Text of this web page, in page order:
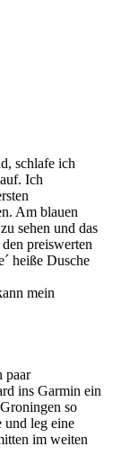
schlafe ich
Ich
Am blauen
sehen und das
preiswerten
heiße Dusche
mein
paar
ins Garmin ein
so
und leg eine
im weiten